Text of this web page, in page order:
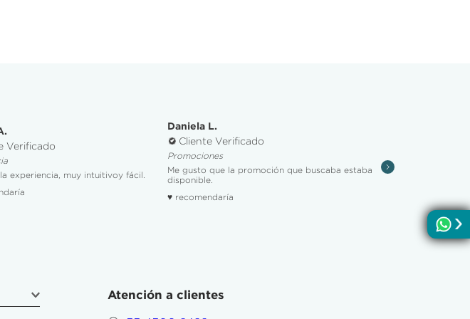
Verificado
experiencia, muy intuitivoy fácil.
Daniela L.
Cliente Verificado
Promociones
Me gusto que la promoción que buscaba estaba
disponible.
♥ recomendaría
Atención a clientes